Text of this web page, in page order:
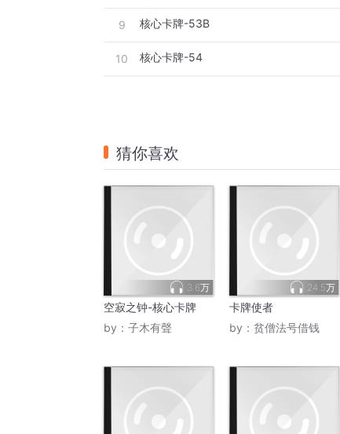
9 核心卡牌-53B
10 核心卡牌-54
猜你喜欢
3.6万
空寂之钟-核心卡牌
by： 子木有聲
24.5万
卡牌使者
by： 贫僧法号借钱